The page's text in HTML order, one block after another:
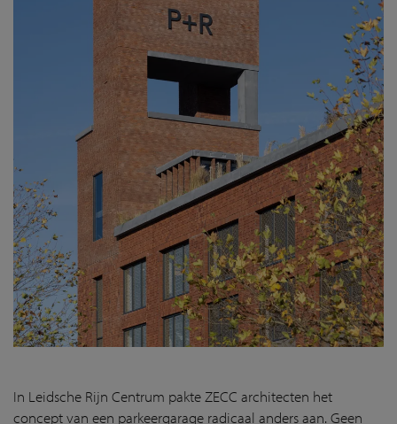
In Leidsche Rijn Centrum pakte ZECC architecten het
concept van een parkeergarage radicaal anders aan. Geen